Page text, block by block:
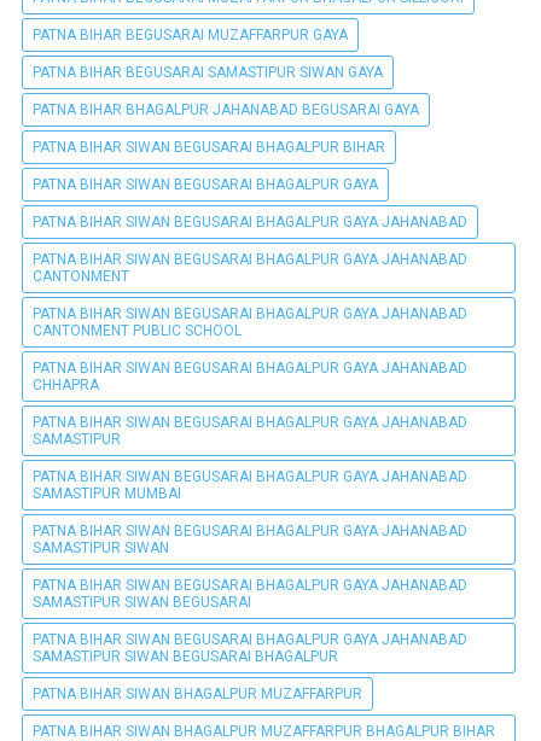
PATNA BIHAR BEGUSARAI MUZAFFARPUR GAYA
PATNA BIHAR BEGUSARAI SAMASTIPUR SIWAN GAYA
PATNA BIHAR BHAGALPUR JAHANABAD BEGUSARAI GAYA
PATNA BIHAR SIWAN BEGUSARAI BHAGALPUR BIHAR
PATNA BIHAR SIWAN BEGUSARAI BHAGALPUR GAYA
PATNA BIHAR SIWAN BEGUSARAI BHAGALPUR GAYA JAHANABAD
PATNA BIHAR SIWAN BEGUSARAI BHAGALPUR GAYA JAHANABAD
CANTONMENT
PATNA BIHAR SIWAN BEGUSARAI BHAGALPUR GAYA JAHANABAD
CANTONMENT PUBLIC SCHOOL
PATNA BIHAR SIWAN BEGUSARAI BHAGALPUR GAYA JAHANABAD
CHHAPRA
PATNA BIHAR SIWAN BEGUSARAI BHAGALPUR GAYA JAHANABAD
SAMASTIPUR
PATNA BIHAR SIWAN BEGUSARAI BHAGALPUR GAYA JAHANABAD
SAMASTIPUR MUMBAI
PATNA BIHAR SIWAN BEGUSARAI BHAGALPUR GAYA JAHANABAD
SAMASTIPUR SIWAN
PATNA BIHAR SIWAN BEGUSARAI BHAGALPUR GAYA JAHANABAD
SAMASTIPUR SIWAN BEGUSARAI
PATNA BIHAR SIWAN BEGUSARAI BHAGALPUR GAYA JAHANABAD
SAMASTIPUR SIWAN BEGUSARAI BHAGALPUR
PATNA BIHAR SIWAN BHAGALPUR MUZAFFARPUR
PATNA BIHAR SIWAN BHAGALPUR MUZAFFARPUR BHAGALPUR BIHAR